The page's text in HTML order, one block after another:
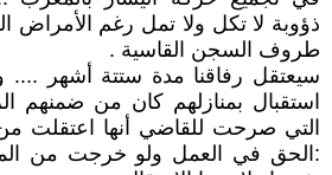
ذؤوبة لا تكل ولا تمل رغم الأمراض
طروف السجن القاسية .
سيعتقل رفاقنا مدة ستتة أشهر ....
استقبال بمنازلهم كان من ضمنهم
التي صرحت للقاضي أنها
:الحق في العمل ولو خرجت من